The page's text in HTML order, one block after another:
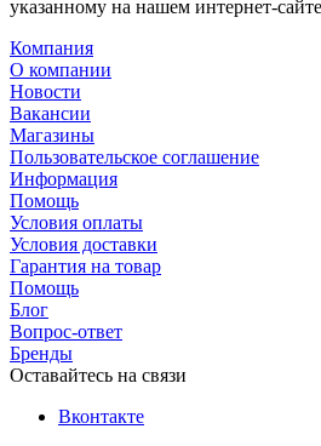
указанному на нашем интернет-
Компания
О компании
Новости
Вакансии
Магазины
Пользовательское соглашение
Информация
Помощь
Условия оплаты
Условия доставки
Гарантия на товар
Помощь
Блог
Вопрос-ответ
Бренды
Оставайтесь на связи
Вконтакте